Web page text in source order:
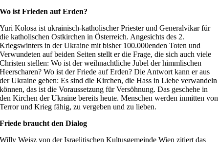
Wo ist Frieden auf Erden?
Yuri Kolosa ist ukrainisch-katholischer Priester und Generalvikar für
die katholischen Ostkirchen in Österreich. Angesichts des 2.
Kriegswinters in der Ukraine mit bisher 100.000enden Toten und
Verwundeten auf beiden Seiten stellt er die Frage, die sich auch viele
Christen stellen: Wo ist der weihnachtliche Jubel der himmlischen
Heerscharen? Wo ist der Friede auf Erden? Die Antwort kann er aus
der Ukraine geben: Es sind die Kirchen, die Hass in Liebe verwandeln
können, das ist die Voraussetzung für Versöhnung. Das geschehe in
den Kirchen der Ukraine bereits heute. Menschen werden inmitten von
Terror und Krieg fähig, zu vergeben und zu lieben.
Friede braucht den Dialog
Willy Weisz von der Israelitischen Kultusgemeinde Wien zitiert das